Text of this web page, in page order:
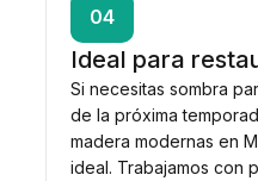
04
Ideal para
Si necesitas sombra
de la próxima
madera modernas en
ideal. Trabajamos con